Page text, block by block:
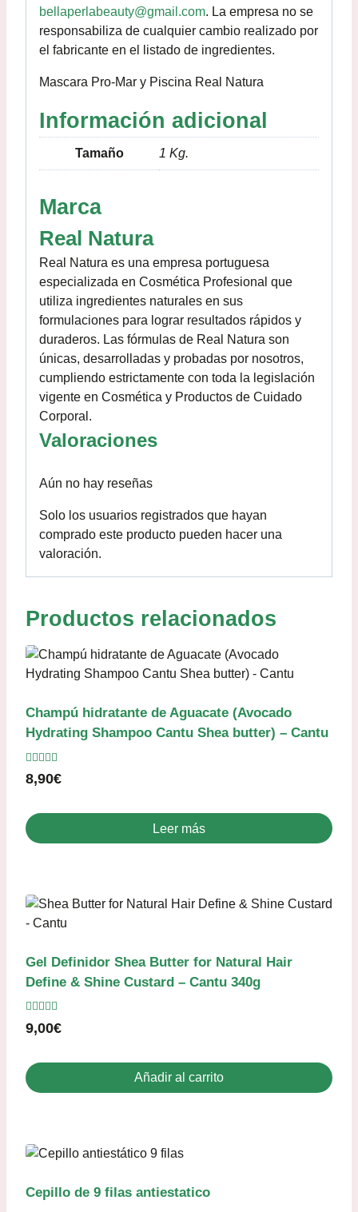
bellaperlabeauty@gmail.com. La empresa no se
responsabiliza de cualquier cambio realizado por
el fabricante en el listado de ingredientes.
Mascara Pro-Mar y Piscina Real Natura
Información adicional
Tamaño 1 Kg.
Marca
Real Natura
Real Natura es una empresa portuguesa
especializada en Cosmética Profesional que
utiliza ingredientes naturales en sus
formulaciones para lograr resultados rápidos y
duraderos. Las fórmulas de Real Natura son
únicas, desarrolladas y probadas por nosotros,
cumpliendo estrictamente con toda la legislación
vigente en Cosmética y Productos de Cuidado
Corporal.
Valoraciones
Aún no hay reseñas
Solo los usuarios registrados que hayan
comprado este producto pueden hacer una
valoración.
Productos relacionados
Champú hidratante de Aguacate (Avocado
Hydrating Shampoo Cantu Shea butter) – Cantu
Valorado
con
8,90€
Leer más
Gel Definidor Shea Butter for Natural Hair
Define & Shine Custard – Cantu 340g
Valorado
con
9,00€
Añadir al carrito
Cepillo de 9 filas antiestatico